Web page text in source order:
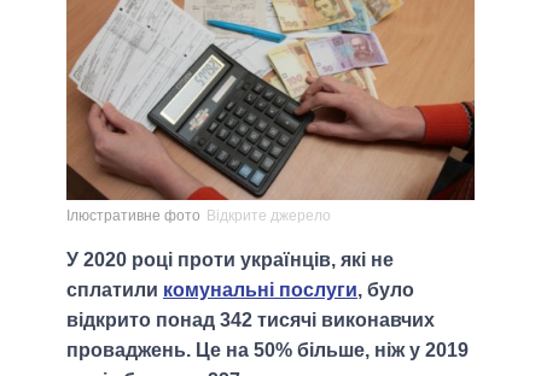
Ілюстративне фото Відкрите джерело
У 2020 році проти українців, які не
сплатили комунальні послуги, було
відкрито понад 342 тисячі виконавчих
проваджень. Це на 50% більше, ніж у 2019